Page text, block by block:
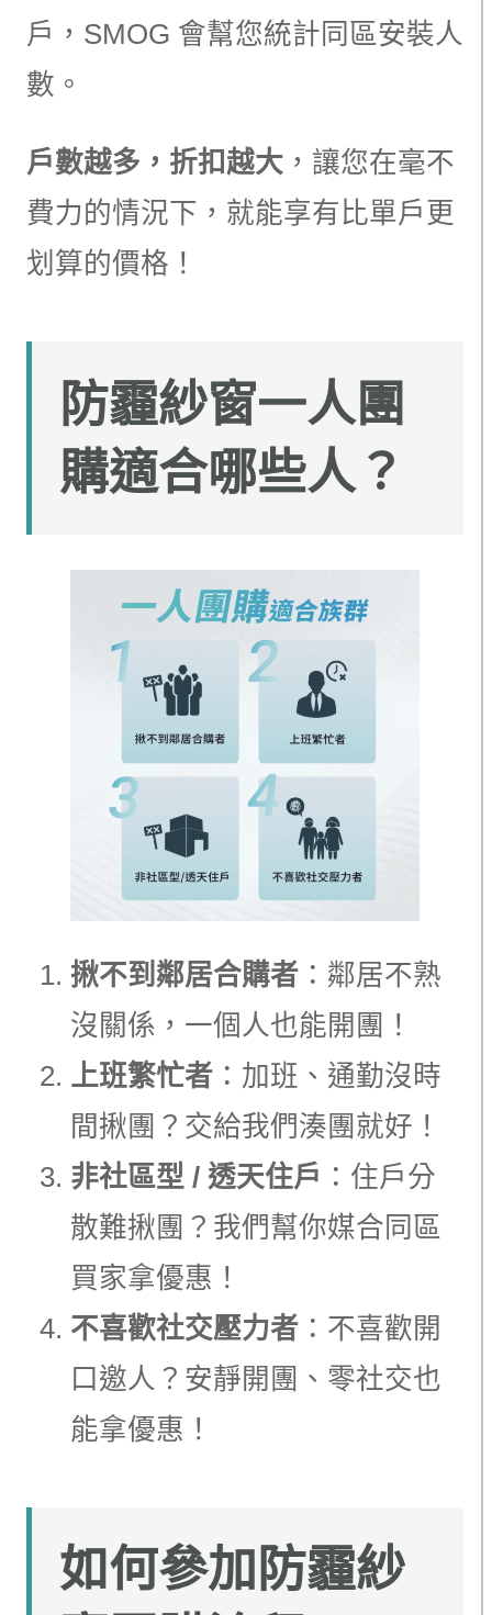
戶，SMOG 會幫您統計同區安裝人
數。
戶數越多，折扣越大 ，讓您在毫不
費力的情況下，就能享有比單戶更
划算的價格！
防霾紗窗一人團
購適合哪些人？
揪不到鄰居合購者 ：鄰居不熟
沒關係，一個人也能開團！
上班繁忙者 ：加班、通勤沒時
間揪團？交給我們湊團就好！
非社區型 / 透天住戶 ：住戶分
散難揪團？我們幫你媒合同區
買家拿優惠！
不喜歡社交壓力者 ：不喜歡開
口邀人？安靜開團、零社交也
能拿優惠！
如何參加防霾紗